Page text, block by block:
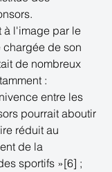
à l'image par le
de son
de nombreux
:
entre les
pourrait aboutir
réduit au
de la
sportifs »[6] ;